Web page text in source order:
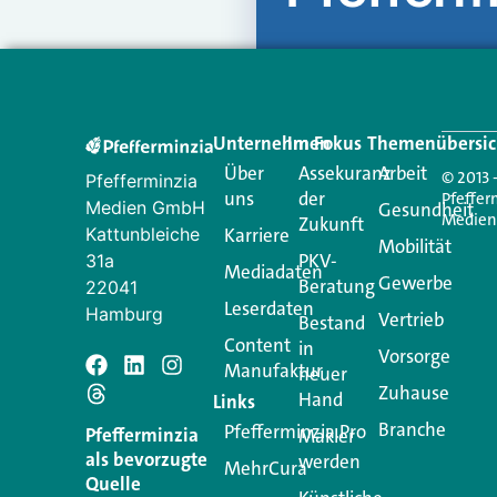
Schreiben
Ihre E-Mail-Adresse wird
Kommentar
Pfefferminzia
Medien GmbH
Kattunbleiche
31a
22041
Hamburg
Pfefferminzia
als bevorzugte
Quelle
Unternehmen
Über
uns
Karriere
Mediadaten
Leserdaten
Content
Manufaktur
Links
Pfefferminzia.Pro
MehrCura
Im Fokus
Assekuranz
der
Zukunft
PKV-
Beratung
Bestand
in
neuer
Hand
Makler
werden
Arbeit
Gesundheit
Mobilität
Gewerbe
Vertrieb
Vorsorge
Zuhause
Branche
© 2013